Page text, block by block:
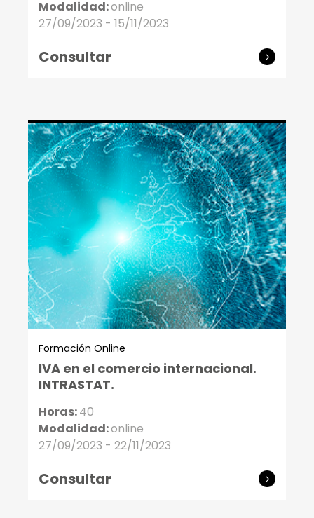
Modalidad:online
27/09/2023 - 15/11/2023
Consultar
Formación Online
IVA en el comercio internacional.
INTRASTAT.
Horas:40
Modalidad:online
27/09/2023 - 22/11/2023
Consultar